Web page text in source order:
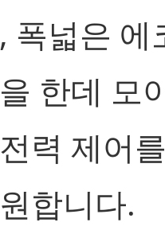
폭넓은 에
한데 모
력 제어
합니다.